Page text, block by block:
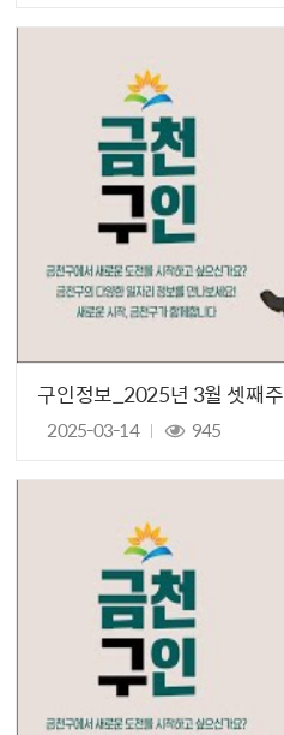
구인정보_2025년 3월 셋째주
2025-03-14 945